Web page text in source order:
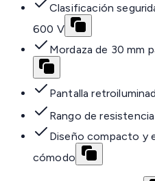
Clasificación
600 V
Mordaza de 30 mm
Pantalla
Rango de
Diseño compacto y
cómodo